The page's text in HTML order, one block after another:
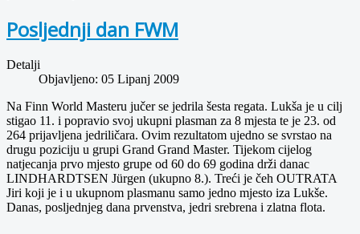
Posljednji dan FWM
Detalji
Objavljeno: 05 Lipanj 2009
Na Finn World Masteru jučer se jedrila šesta regata. Lukša je u cilj
stigao 11. i popravio svoj ukupni plasman za 8 mjesta te je 23. od
264 prijavljena jedriličara. Ovim rezultatom ujedno se svrstao na
drugu poziciju u grupi Grand Grand Master. Tijekom cijelog
natjecanja prvo mjesto grupe od 60 do 69 godina drži danac
LINDHARDTSEN Jürgen (ukupno 8.). Treći je čeh OUTRATA
Jiri koji je i u ukupnom plasmanu samo jedno mjesto iza Lukše.
Danas, posljednjeg dana prvenstva, jedri srebrena i zlatna flota.